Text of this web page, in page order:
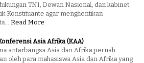
TNI, Dewan Nasional, dan kabinet
Konstituante agar menghentikan
Read More
Asia Afrika (KAA)
antarbangsa Asia dan Afrika pernah
oleh para mahasiswa Asia dan Afrika yang